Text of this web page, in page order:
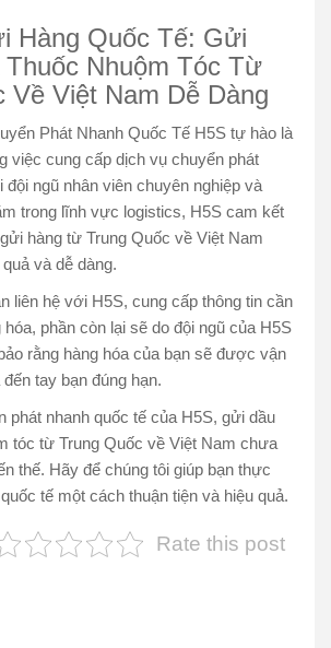
Hàng Quốc Tế: Gửi
Thuốc Nhuộm Tóc Từ
Về Việt Nam Dễ Dàng
Phát Nhanh Quốc Tế H5S tự hào là
việc cung cấp dịch vụ chuyển phát
đội ngũ nhân viên chuyên nghiệp và
trong lĩnh vực logistics, H5S cam kết
hàng từ Trung Quốc về Việt Nam
và dễ dàng.
liên hệ với H5S, cung cấp thông tin cần
hóa, phần còn lại sẽ do đội ngũ của H5S
rằng hàng hóa của bạn sẽ được vận
tay bạn đúng hạn.
phát nhanh quốc tế của H5S, gửi dầu
tóc từ Trung Quốc về Việt Nam chưa
thế. Hãy để chúng tôi giúp bạn thực
tế một cách thuận tiện và hiệu quả.
Rate this post